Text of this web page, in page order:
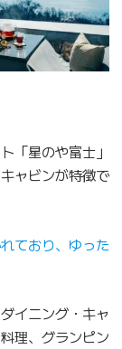
「星のや富士」
ャビンが特徴で
ており、ゆった
イニング・キャ
理、グランピン